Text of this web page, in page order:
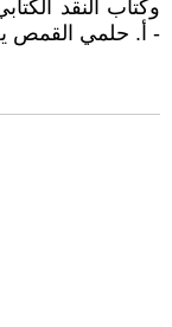
وكتاب النقد
- أ. حلمي القمص